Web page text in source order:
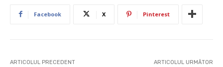
Facebook X Pinterest
ARTICOLUL PRECEDENT ARTICOLUL URMĂTOR